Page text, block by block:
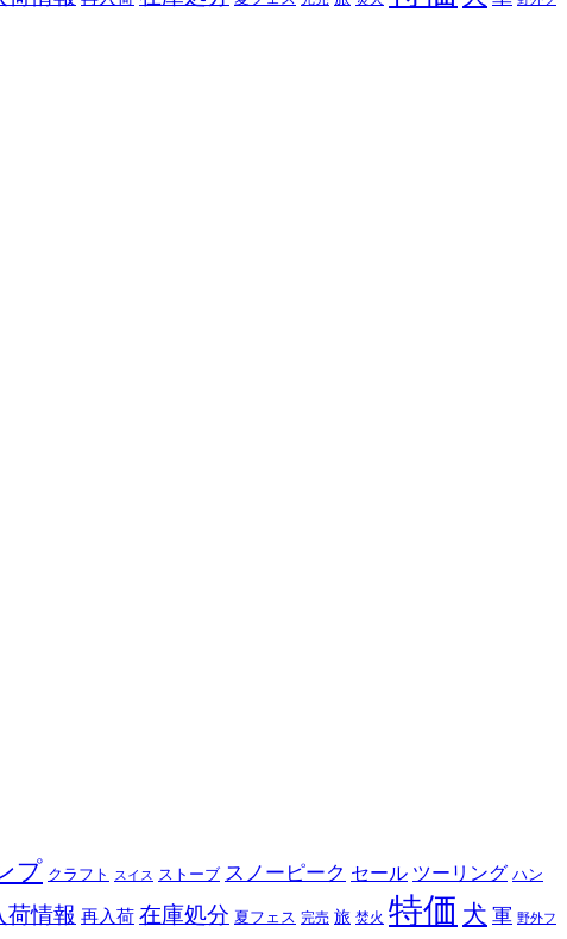
プ クラフト スイス ストーブ スノーピーク セール ツーリング ハン
荷情報 再入荷 在庫処分 夏フェス 完売 旅 焚火 特価 犬 軍 野外フ